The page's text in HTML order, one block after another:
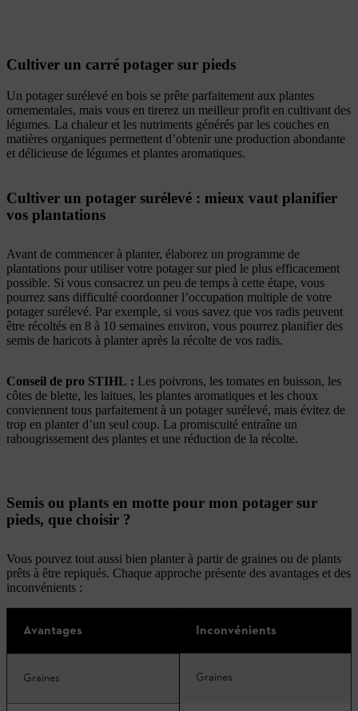
Cultiver un carré potager sur pieds
Un potager surélevé en bois se prête parfaitement aux plantes
ornementales, mais vous en tirerez un meilleur profit en cultivant des
légumes. La chaleur et les nutriments générés par les couches en
matières organiques permettent d’obtenir une production abondante
et délicieuse de légumes et plantes aromatiques.
Cultiver un potager surélevé : mieux vaut planifier
vos plantations
Avant de commencer à planter, élaborez un programme de
plantations pour utiliser votre potager sur pied le plus efficacement
possible. Si vous consacrez un peu de temps à cette étape, vous
pourrez sans difficulté coordonner l’occupation multiple de votre
potager surélevé. Par exemple, si vous savez que vos radis peuvent
être récoltés en 8 à 10 semaines environ, vous pourrez planifier des
semis de haricots à planter après la récolte de vos radis.
Conseil de pro STIHL : Les poivrons, les tomates en buisson, les
côtes de blette, les laitues, les plantes aromatiques et les choux
conviennent tous parfaitement à un potager surélevé, mais évitez de
trop en planter d’un seul coup. La promiscuité entraîne un
rabougrissement des plantes et une réduction de la récolte.
Semis ou plants en motte pour mon potager sur
pieds, que choisir ?
Vous pouvez tout aussi bien planter à partir de graines ou de plants
prêts à être repiqués. Chaque approche présente des avantages et des
inconvénients :
Avantages Inconvénients
Graines Graines